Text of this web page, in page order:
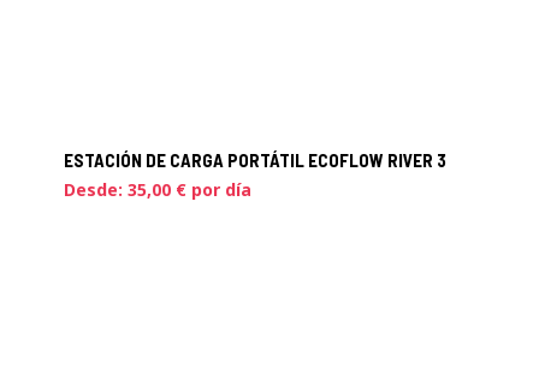
ESTACIÓN DE CARGA PORTÁTIL ECOFLOW RIVER 3
Desde: 35,00 € por día